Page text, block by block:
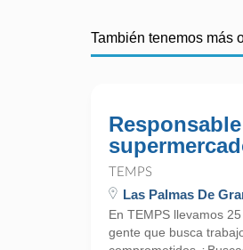
También tenemos más
TEMPS
Las Palmas De
En TEMPS llevamos
gente que busca